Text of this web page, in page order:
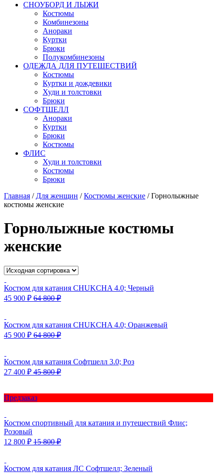
СНОУБОРД И ЛЫЖИ
Костюмы
Комбинезоны
Анораки
Куртки
Брюки
Полукомбинезоны
ОДЕЖДА ДЛЯ ПУТЕШЕСТВИЙ
Костюмы
Куртки и дождевики
Худи и толстовки
Брюки
СОФТШЕЛЛ
Анораки
Куртки
Брюки
Костюмы
ФЛИС
Худи и толстовки
Костюмы
Брюки
Главная / Для женщин / Костюмы женские /Горнолыжные
костюмы женские
Горнолыжные костюмы
женские
Костюм для катания CHUKCHA 4.0; Черный
45 900 ₽ 64 800₽
Костюм для катания CHUKCHA 4.0; Оранжевый
45 900 ₽ 64 800₽
Костюм для катания Софтшелл 3.0; Роз
27 400 ₽ 45 800₽
Предзаказ
Костюм спортивный для катания и путешествий Флис;
Розовый
12 800 ₽ 15 800₽
Костюм для катания ЛС Софтшелл; Зеленый